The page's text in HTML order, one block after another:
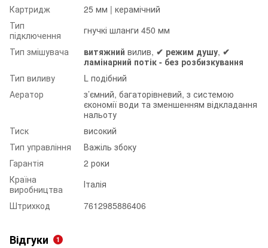
Картридж
25 мм | керамічний
Тип
підключення
гнучкі шланги 450 мм
Тип змішувача
витяжний вилив, ✔︎ режим душу, ✔︎
ламінарний потік - без розбизкування
Тип виливу
L подібний
Аератор
з’ємний, багаторівневий, з системою
єкономії води та зменшенням відкладання
нальоту
Тиск
високий
Тип управління
Важіль збоку
Гарантія
2 роки
Країна
виробництва
Італія
Штрихкод
7612985886406
Відгуки 1